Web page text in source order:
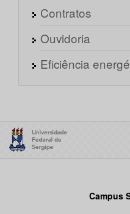
Contratos
Ouvidoria
Eficiência
Campus